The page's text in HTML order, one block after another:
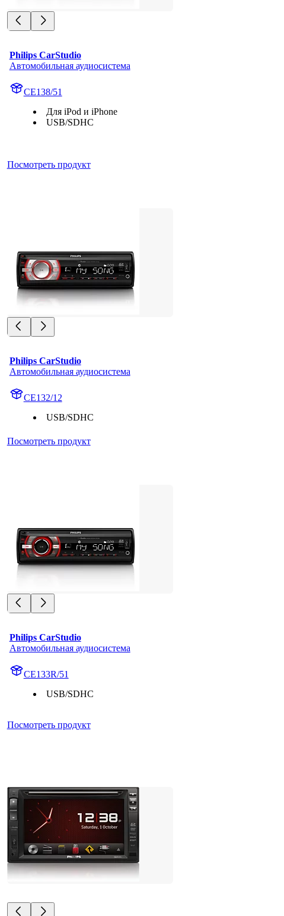
Philips CarStudio
Автомобильная аудиосистема
CE138/51
Для iPod и iPhone
USB/SDHC
Посмотреть продукт
Philips CarStudio
Автомобильная аудиосистема
CE132/12
USB/SDHC
Посмотреть продукт
Philips CarStudio
Автомобильная аудиосистема
CE133R/51
USB/SDHC
Посмотреть продукт